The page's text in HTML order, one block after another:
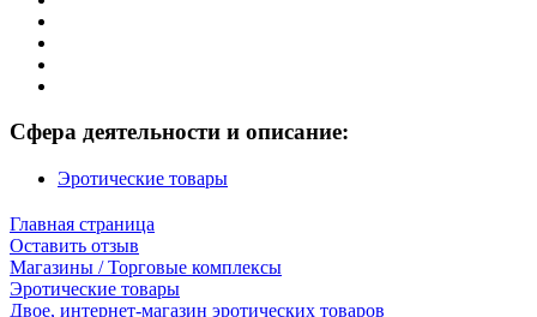
Сфера деятельности и описание:
Эротические товары
Главная страница
Оставить отзыв
Магазины / Торговые комплексы
Эротические товары
Двое, интернет-магазин эротических товаров